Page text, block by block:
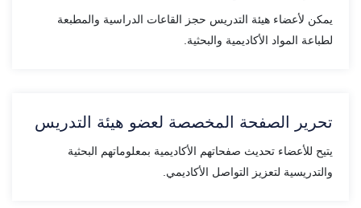
يمكن لأعضاء هيئة التدريس حجز القاعات الدراسية والمطبعة
لطباعة المواد الأكاديمية والبحثية.
تحرير الصفحة المخصصة لعضو هيئة التدريس
يتيح للأعضاء تحديث صفحاتهم الأكاديمية بمعلوماتهم البحثية
والتدريسية لتعزيز التواصل الأكاديمي.